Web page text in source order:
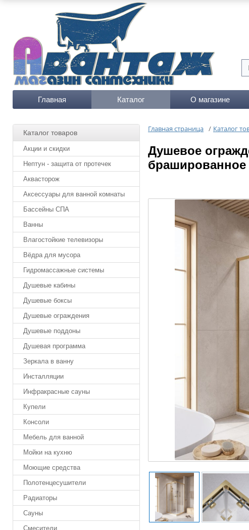
Главная Каталог О магазине
Каталог товаров
Акции и скидки
Нептун - защита от протечек
Аквасторож
Аксессуары для ванной комнаты
Бассейны СПА
Ванны
Влагостойкие телевизоры
Вёдра для мусора
Гидромассажные системы
Душевые кабины
Душевые боксы
Душевые ограждения
Душевые поддоны
Душевая программа
Зеркала в ванну
Инсталляции
Инфракрасные сауны
Купели
Консоли
Мебель для ванной
Мойки на кухню
Моющие средства
Полотенцесушители
Радиаторы
Сауны
Смесители
Главная страница / Каталог
Душевое
брашированное